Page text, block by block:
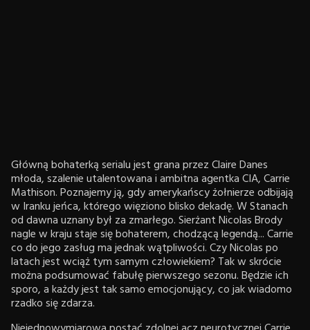
Główną bohaterką serialu jest grana przez Claire Danes
młoda, szalenie utalentowana i ambitna agentka CIA, Carrie
Mathison. Poznajemy ją, gdy amerykańscy żołnierze odbijają
w Iranku jeńca, którego więziono blisko dekadę. W Stanach
od dawna uznany był za zmarłego. Sierżant Nicolas Brody
nagle w kraju staje się bohaterem, chodzącą legendą... Carrie
co do jego zasług ma jednak wątpliwości. Czy Nicolas po
latach jest wciąż tym samym człowiekiem? Tak w skrócie
można podsumować fabułę pierwszego sezonu. Będzie ich
sporo, a każdy jest tak samo emocjonujący, co jak wiadomo
rzadko się zdarza.